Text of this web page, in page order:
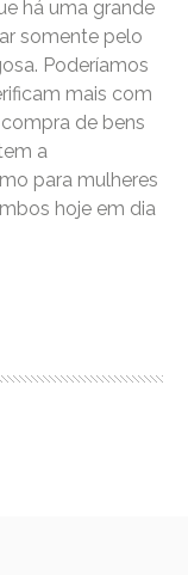
há uma grande
somente pelo
Poderíamos
mais com
de bens
a
para mulheres
hoje em dia